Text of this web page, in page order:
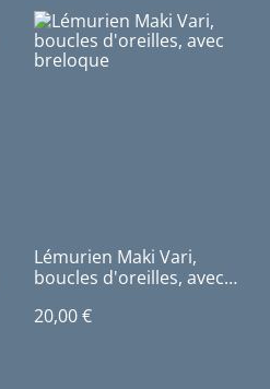
Lémurien Maki Vari,
boucles d'oreilles, avec
20,00 €